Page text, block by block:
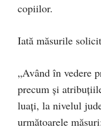
copiilor.
Iată măsurile
„Având în vedere
precum și
luați, la nivelul
următoarele